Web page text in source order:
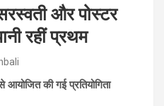
और पोस्टर
रहीं प्रथम
आयोजित की गई प्रतियोगिता